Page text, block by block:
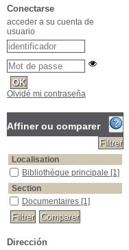
Conectarse
acceder a su cuenta de
usuario
Olvidé mi contraseña
Affiner ou comparer
Localisation
Bibliothèque principale
Bibliothèque principale [1]
Section
Documentaires
Documentaires [1]
Dirección